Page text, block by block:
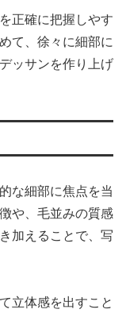
正確に把握しやす
て、徐々に細部に
ッサンを作り上げ
な細部に焦点を当
や、毛並みの質感
加えることで、写
立体感を出すこと